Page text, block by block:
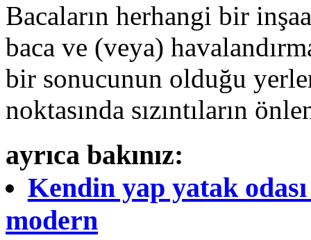
Bacaların herhangi bir
baca ve (veya)
bir sonucunun olduğu
noktasında sızıntıların
ayrıca bakınız:
Kendin yap yatak
modern